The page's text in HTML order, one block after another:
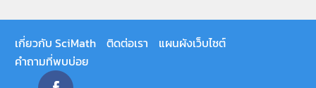
เกี่ยวกับ SciMath ติดต่อเรา
แผนผังเว็บไซต์
คำถามที่พบบ่อย